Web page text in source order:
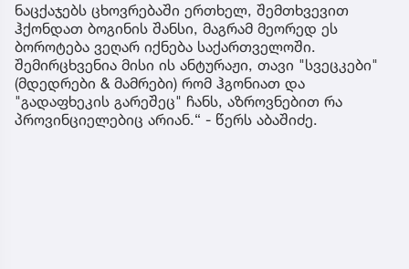
ნაცქაჯებს ცხოვრებაში ერთხელ, შემთხვევით
ჰქონდათ ბოგინის შანსი, მაგრამ მეორედ ეს
ბოროტება ვეღარ იქნება საქართველოში.
შემირცხვენია მისი ის ანტურაჟი, თავი "სვეცკები"
(მდედრები & მამრები) რომ ჰგონიათ და
"გადაფხეკის გარეშეც" ჩანს, აზროვნებით რა
პროვინციელებიც არიან.“ - წერს აბაშიძე.